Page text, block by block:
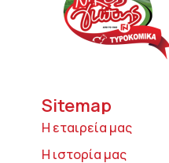
Sitemap
Η εταιρεία μας
Η ιστορία μας